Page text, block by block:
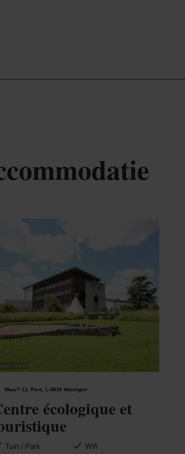
Delsart
Waar? 12, Parc, L-9836 Hosingen
écologique et
Tuin / Park Wifi